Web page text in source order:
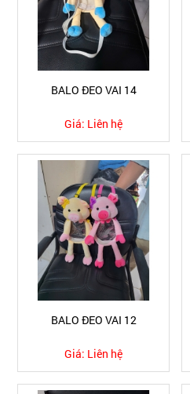
BALO ĐEO VAI 14
Giá: Liên hệ
BALO ĐEO VAI 12
Giá: Liên hệ